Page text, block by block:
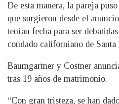
De esta manera, la pareja
que surgieron desde el
tenían fecha para ser
condado californiano de
Baumgartner y Costner
tras 19 años de matrimonio.
“Con gran tristeza, se han